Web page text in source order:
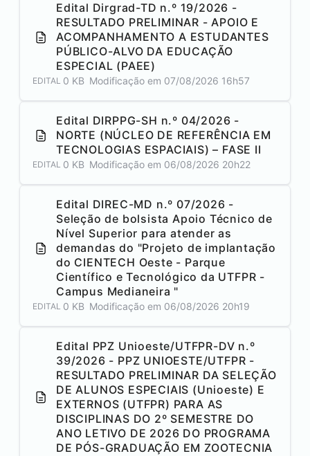
Edital Dirgrad-TD n.º 19/2026 -
RESULTADO PRELIMINAR - APOIO E
ACOMPANHAMENTO A ESTUDANTES
PÚBLICO-ALVO DA EDUCAÇÃO
ESPECIAL (PAEE)
EDITAL 0 KB Modificação em 07/08/2026 16h57
Edital DIRPPG-SH n.º 04/2026 -
NORTE (NÚCLEO DE REFERÊNCIA EM
TECNOLOGIAS ESPACIAIS) – FASE II
EDITAL 0 KB Modificação em 06/08/2026 20h22
Edital DIREC-MD n.º 07/2026 -
Seleção de bolsista Apoio Técnico de
Nível Superior para atender as
demandas do "Projeto de implantação
do CIENTECH Oeste - Parque
Científico e Tecnológico da UTFPR -
Campus Medianeira "
EDITAL 0 KB Modificação em 06/08/2026 20h19
Edital PPZ Unioeste/UTFPR-DV n.º
39/2026 - PPZ UNIOESTE/UTFPR -
RESULTADO PRELIMINAR DA SELEÇÃO
DE ALUNOS ESPECIAIS (Unioeste) E
EXTERNOS (UTFPR) PARA AS
DISCIPLINAS DO 2º SEMESTRE DO
ANO LETIVO DE 2026 DO PROGRAMA
DE PÓS-GRADUAÇÃO EM ZOOTECNIA